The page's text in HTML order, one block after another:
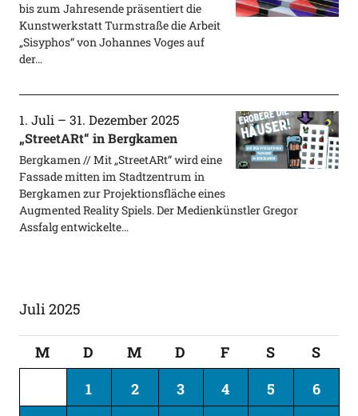
bis zum Jahresende präsentiert die
Kunstwerkstatt Turmstraße die Arbeit
„Sisyphos“ von Johannes Voges auf
der…
1. Juli – 31. Dezember 2025
„StreetARt“ in Bergkamen
Bergkamen // Mit „StreetARt“ wird eine
Fassade mitten im Stadtzentrum in
Bergkamen zur Projektionsfläche eines
Augmented Reality Spiels. Der Medienkünstler Gregor
Assfalg entwickelte…
Juli 2025
M D M D F S
S
1
2 3 4 5
6